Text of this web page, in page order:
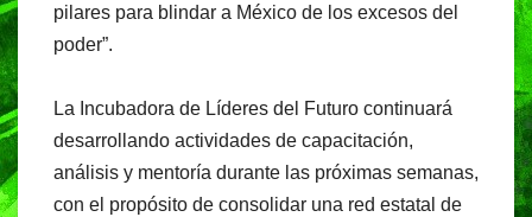
pilares para blindar a México de los excesos del
poder”.
La Incubadora de Líderes del Futuro continuará
desarrollando actividades de capacitación,
análisis y mentoría durante las próximas semanas,
con el propósito de consolidar una red estatal de